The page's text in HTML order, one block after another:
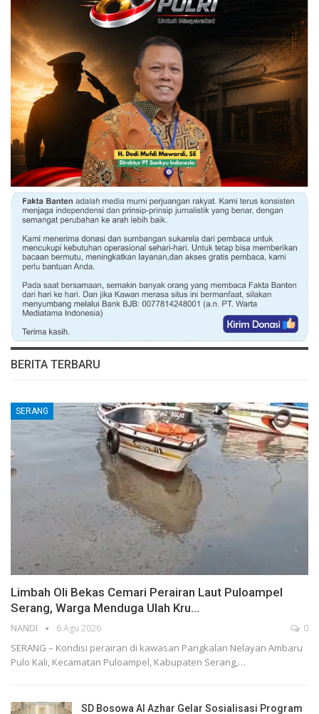
BERITA TERBARU
SERANG
Limbah Oli Bekas Cemari Perairan Laut Puloampel
Serang, Warga Menduga Ulah Kru…
NANDI 6 Agu 2026 0
SERANG – Kondisi perairan di kawasan Pangkalan Nelayan Ambaru
Pulo Kali, Kecamatan Puloampel, Kabupaten Serang,…
SD Bosowa Al Azhar Gelar Sosialisasi Program